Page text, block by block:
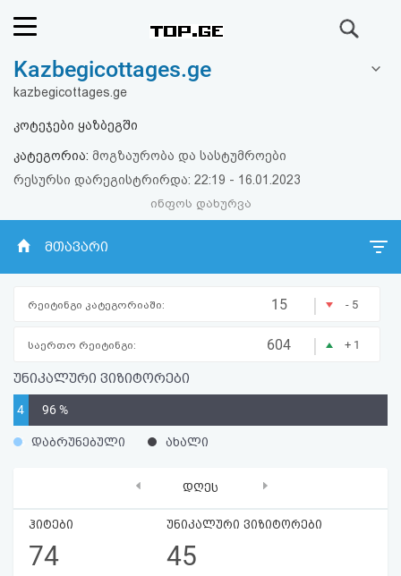
რეიტინგი
ფოსტა
პასუხი
პაროლის
აღდგენა
სალიცენზიო
Kazbegicottages.ge
kazbegicottages.ge
კოტეჯები ყაზბეგში
კატეგორია: მოგზაურობა და სასტუმროები
რესურსი დარეგისტრირდა: 22:19 - 16.01.2023
ინფოს დახურვა
მთავარი
რეიტინგი კატეგორიაში: 15 | - 5
საერთო რეიტინგი: 604 | + 1
უნიკალური ვიზიტორები
4
%
96 %
დაბრუნებული ახალი
დღეს
ჰიტები
74
უნიკალური ვიზიტორები
45
‹ ›